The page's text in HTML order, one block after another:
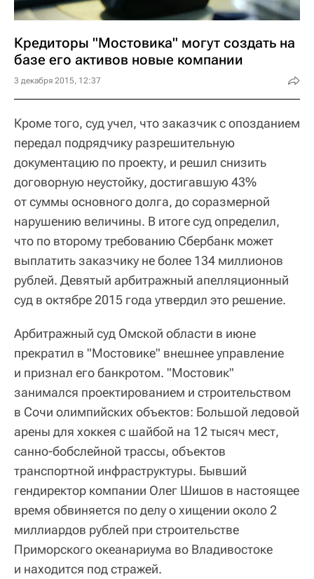
Кредиторы "Мостовика" могут создать на
базе его активов новые компании
3 декабря 2015, 12:37
Кроме того, суд учел, что заказчик с опозданием
передал подрядчику разрешительную
документацию по проекту, и решил снизить
договорную неустойку, достигавшую 43%
от суммы основного долга, до соразмерной
нарушению величины. В итоге суд определил,
что по второму требованию Сбербанк может
выплатить заказчику не более 134 миллионов
рублей. Девятый арбитражный апелляционный
суд в октябре 2015 года утвердил это решение.
Арбитражный суд Омской области в июне
прекратил в "Мостовике" внешнее управление
и признал его банкротом. "Мостовик"
занимался проектированием и строительством
в Сочи олимпийских объектов: Большой ледовой
арены для хоккея с шайбой на 12 тысяч мест,
санно-бобслейной трассы, объектов
транспортной инфраструктуры. Бывший
гендиректор компании Олег Шишов в настоящее
время обвиняется по делу о хищении около 2
миллиардов рублей при строительстве
Приморского океанариума во Владивостоке
и находится под стражей.